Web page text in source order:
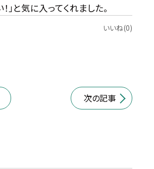
」と気に入ってくれました。
いいね(0)
次の記事